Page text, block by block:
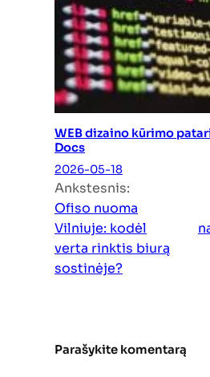
WEB dizaino kūrimo
Docs
2026-05-18
Ankstesnis:
Ofiso nuoma
Vilniuje: kodėl
verta rinktis biurą
sostinėje?
Parašykite komentarą